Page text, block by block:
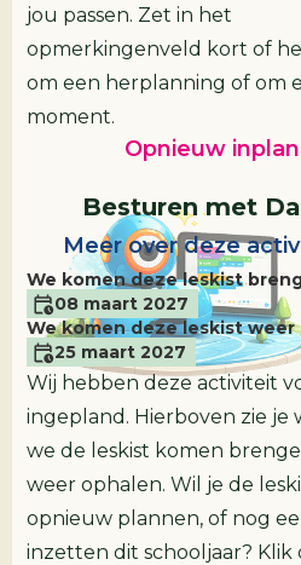
jou passen. Zet in het
opmerkingenveld kort of
om een herplanning of om
moment.
Opnieuw
Leskist Groep 5/6
Besturen met
Meer over deze
We komen deze leskist
08 maart 2027
We komen deze leskist weer
25 maart 2027
Wij hebben deze activiteit
ingepland. Hierboven zie je
we de leskist komen
weer ophalen. Wil je de
opnieuw plannen, of nog
inzetten dit schooljaar? Klik